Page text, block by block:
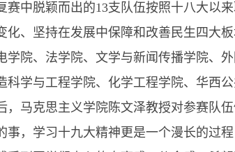
赛中脱颖而出的13支队伍按照十八大以
化、坚持在发展中保障和改善民生四大
学院、法学院、文学与新闻传播学院、
科学与工程学院、化学工程学院、华西
，马克思主义学院陈文泽教授对参赛队
事，学习十九大精神更是一个漫长的过